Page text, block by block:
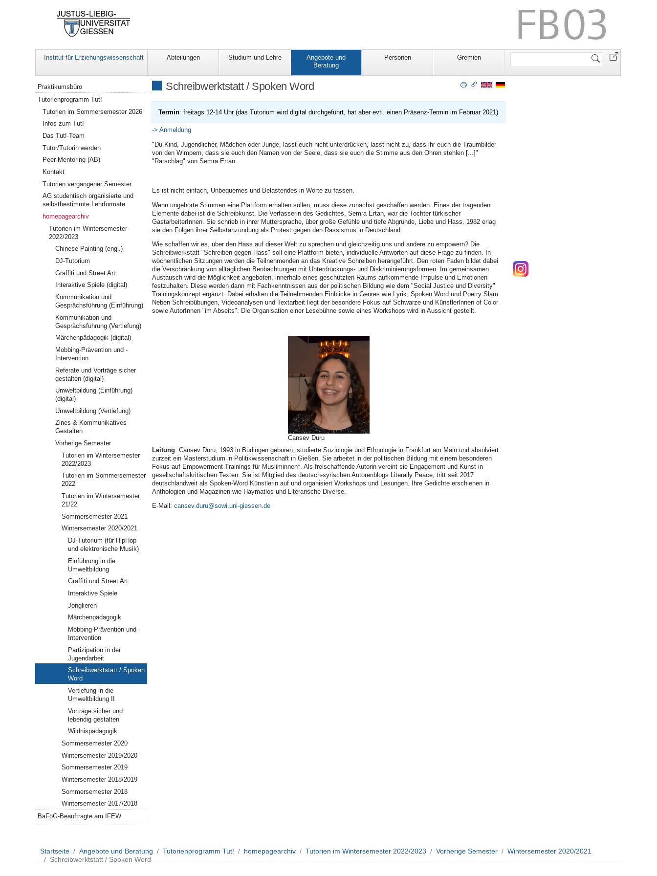
Institut für Erziehungswissenschaft Abteilungen Studium und Lehre
Angebote und
Beratung
Personen Gremien
Website
Schreibwerktstatt / Spoken Word
Termin: freitags 12-14 Uhr (das Tutorium wird digital durchgeführt, hat aber evtl. einen Präsenz-Termin im Februar 2021)
-> Anmeldung
"Du Kind, Jugendlicher, Mädchen oder Junge, lasst euch nicht unterdrücken, lasst nicht zu, dass ihr euch die Traumbilder
von den Wimpern, dass sie euch den Namen von der Seele, dass sie euch die Stimme aus den Ohren stehlen [...]"
"Ratschlag" von Semra Ertan
Es ist nicht einfach, Unbequemes und Belastendes in Worte zu fassen.
Wenn ungehörte Stimmen eine Plattform erhalten sollen, muss diese zunächst geschaffen werden. Eines der tragenden
Elemente dabei ist die Schreibkunst. Die Verfasserin des Gedichtes, Semra Ertan, war die Tochter türkischer
GastarbeiterInnen. Sie schrieb in ihrer Muttersprache, über große Gefühle und tiefe Abgründe, Liebe und Hass. 1982 erlag
sie den Folgen ihrer Selbstanzündung als Protest gegen den Rassismus in Deutschland.
Wie schaffen wir es, über den Hass auf dieser Welt zu sprechen und gleichzeitig uns und andere zu empowern? Die
Schreibwerkstatt "Schreiben gegen Hass" soll eine Plattform bieten, individuelle Antworten auf diese Frage zu finden. In
wöchentlichen Sitzungen werden die Teilnehmenden an das Kreative Schreiben herangeführt. Den roten Faden bildet dabei
die Verschränkung von alltäglichen Beobachtungen mit Unterdrückungs- und Diskriminierungsformen. Im gemeinsamen
Austausch wird die Möglichkeit angeboten, innerhalb eines geschützten Raums aufkommende Impulse und Emotionen
festzuhalten. Diese werden dann mit Fachkenntnissen aus der politischen Bildung wie dem "Social Justice und Diversity"
Trainingskonzept ergänzt. Dabei erhalten die Teilnehmenden Einblicke in Genres wie Lyrik, Spoken Word und Poetry Slam.
Neben Schreibübungen, Videoanalysen und Textarbeit liegt der besondere Fokus auf Schwarze und KünstlerInnen of Color
sowie AutorInnen "im Abseits". Die Organisation einer Lesebühne sowie eines Workshops wird in Aussicht gestellt.
Cansev Duru
Leitung: Cansev Duru, 1993 in Büdingen geboren, studierte Soziologie und Ethnologie in Frankfurt am Main und absolviert
zurzeit ein Masterstudium in Politikwissenschaft in Gießen. Sie arbeitet in der politischen Bildung mit einem besonderen
Fokus auf Empowerment-Trainings für Musliminnen*. Als freischaffende Autorin vereint sie Engagement und Kunst in
gesellschaftskritischen Texten. Sie ist Mitglied des deutsch-syrischen Autorenblogs Literally Peace, tritt seit 2017
deutschlandweit als Spoken-Word Künstlerin auf und organisiert Workshops und Lesungen. Ihre Gedichte erschienen in
Anthologien und Magazinen wie Haymatlos und Literarische Diverse.
E-Mail: cansev.duru@sowi.uni-giessen.de
Navigation
Praktikumsbüro
Tutorienprogramm Tut!
Tutorien im Sommersemester 2026
Infos zum Tut!
Das Tut!-Team
Tutor/Tutorin werden
Peer-Mentoring (AB)
Kontakt
Tutorien vergangener Semester
AG studentisch organisierte und
selbstbestimmte Lehrformate
homepagearchiv
Tutorien im Wintersemester
2022/2023
Chinese Painting (engl.)
DJ-Tutorium
Graffiti und Street Art
Interaktive Spiele (digital)
Kommunikation und
Gesprächsführung (Einführung)
Kommunikation und
Gesprächsführung (Vertiefung)
Märchenpädagogik (digital)
Mobbing-Prävention und -
Intervention
Referate und Vorträge sicher
gestalten (digital)
Umweltbildung (Einführung)
(digital)
Umweltbildung (Vertiefung)
Zines & Kommunikatives
Gestalten
Vorherige Semester
Tutorien im Wintersemester
2022/2023
Tutorien im Sommersemester
2022
Tutorien im Wintersemester
21/22
Sommersemester 2021
Wintersemester 2020/2021
DJ-Tutorium (für HipHop
und elektronische Musik)
Einführung in die
Umweltbildung
Graffiti und Street Art
Interaktive Spiele
Jonglieren
Märchenpädagogik
Mobbing-Prävention und -
Intervention
Partizipation in der
Jugendarbeit
Schreibwerktstatt / Spoken
Word
Vertiefung in die
Umweltbildung II
Vorträge sicher und
lebendig gestalten
Wildnispädagogik
Sommersemester 2020
Wintersemester 2019/2020
Sommersemester 2019
Wintersemester 2018/2019
Sommersemester 2018
Wintersemester 2017/2018
BaFöG-Beauftragte am IFEW
Startseite Angebote und Beratung Tutorienprogramm Tut! homepagearchiv Tutorien im Wintersemester 2022/2023 Vorherige Semester
Wintersemester 2020/2021
Schreibwerktstatt / Spoken Word